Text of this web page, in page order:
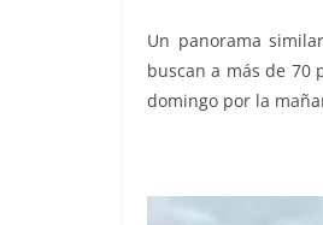
Un panorama
buscan a más de 70
domingo por la